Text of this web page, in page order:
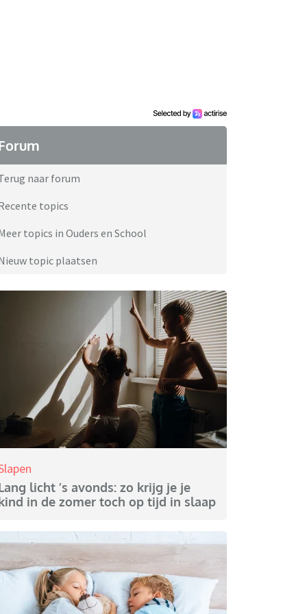
naar forum
topics
topics in Ouders en School
topic plaatsen
licht ’s avonds: zo krijg je je
in de zomer toch op tijd in slaap